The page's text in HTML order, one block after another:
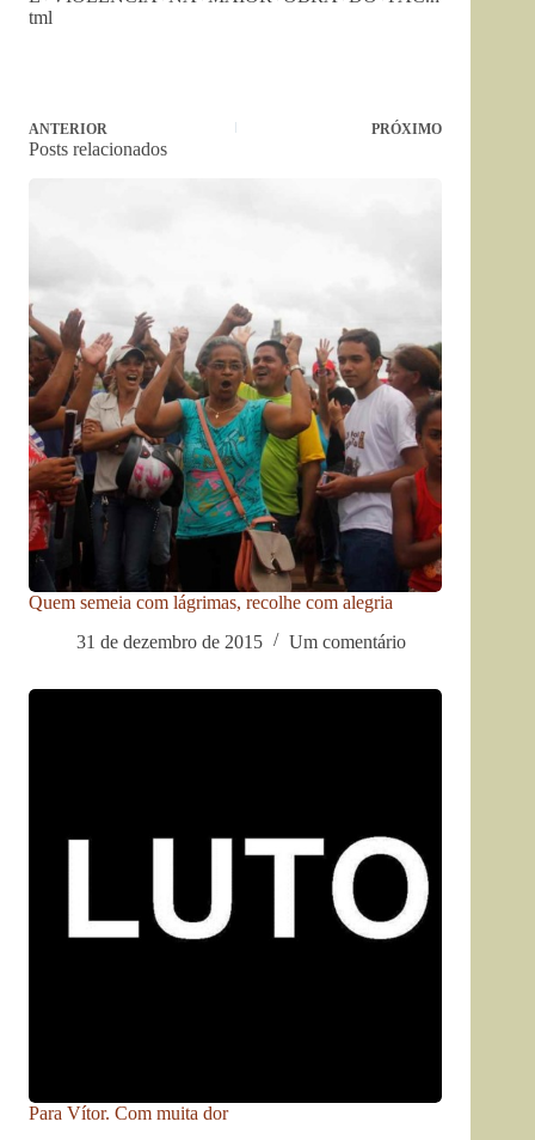
tml
ANTERIOR PRÓXIMO
Posts relacionados
Quem semeia com lágrimas, recolhe com alegria
31 de dezembro de 2015
Um comentário
Para Vítor. Com muita dor